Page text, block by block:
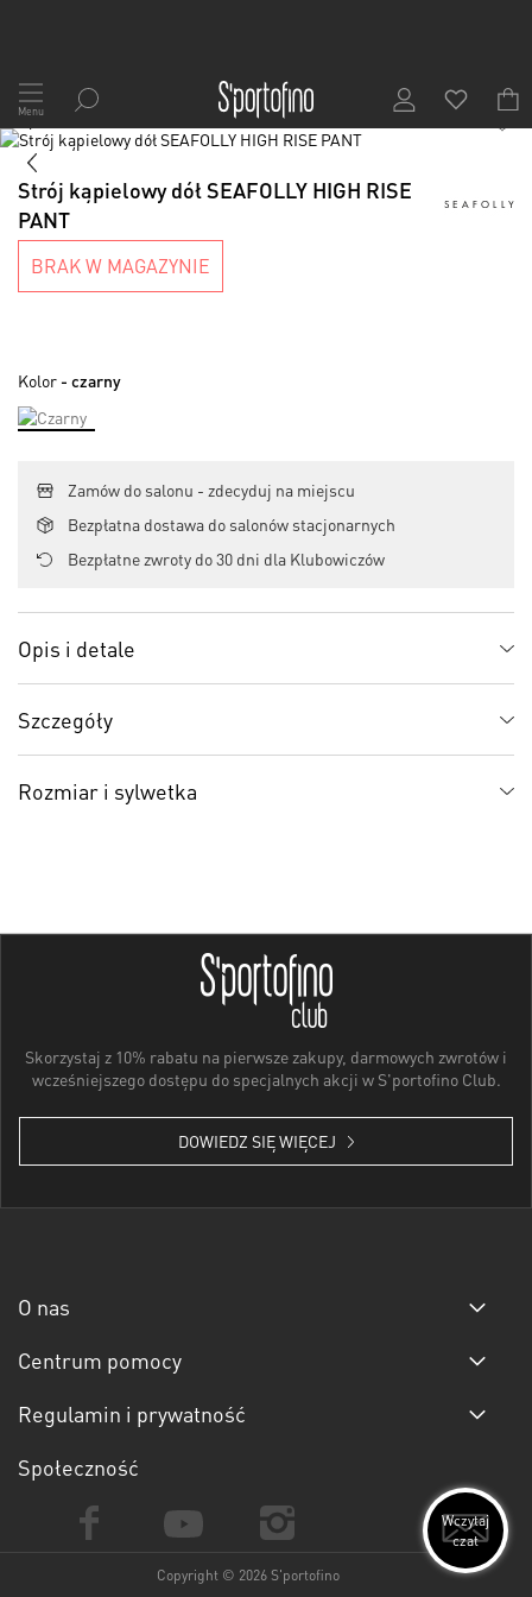
Przejdź
do
treści
Menu
Skip
the
end
images
gallery
1/6
Skip
the
beginning
images
Strój kąpielowy dół SEAFOLLY HIGH RISE
PANT
BRAK W MAGAZYNIE
Kolor - czarny
Zamów do salonu - zdecyduj na miejscu
Bezpłatna dostawa do salonów stacjonarnych
Bezpłatne zwroty do 30 dni dla Klubowiczów
Opis i detale
Szczegóły
Rozmiar i sylwetka
Skorzystaj z 10% rabatu na pierwsze zakupy, darmowych zwrotów i
wcześniejszego dostępu do specjalnych akcji w S'portofino Club.
DOWIEDZ SIĘ WIĘCEJ
O nas
Centrum pomocy
Regulamin i prywatność
Społeczność
Copyright © 2026 S'portofino
Wczytaj
czat